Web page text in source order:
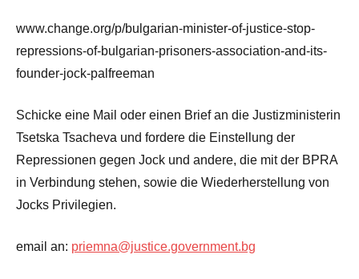
www.change.org/p/bulgarian-minister-of-justice-stop-
repressions-of-bulgarian-prisoners-association-and-its-
founder-jock-palfreeman
Schicke eine Mail oder einen Brief an die Justizministerin
Tsetska Tsacheva und fordere die Einstellung der
Repressionen gegen Jock und andere, die mit der BPRA
in Verbindung stehen, sowie die Wiederherstellung von
Jocks Privilegien.
email an: priemna@justice.government.bg